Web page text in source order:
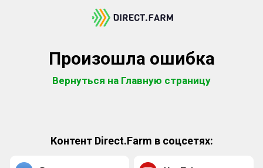
Произошла ошибка
Вернуться на Главную страницу
Контент Direct.Farm в соцсетях: